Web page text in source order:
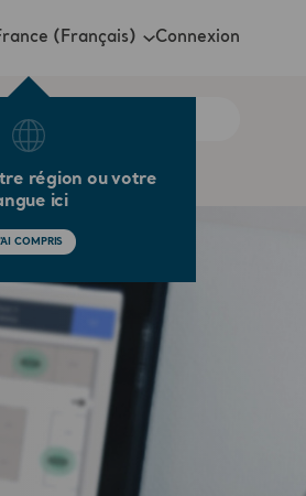
(Français)
région ou votre
ici
COMPRIS
Connexion